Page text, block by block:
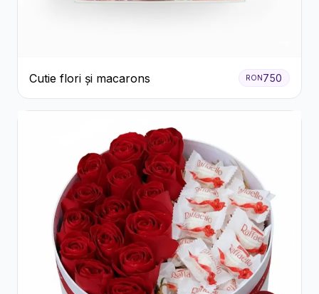
Cutie flori și macarons RON 750